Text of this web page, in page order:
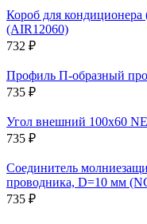
Короб для
(AIR12060)
732 ₽
Профиль П-образный
735 ₽
Угол внешний 100х60
735 ₽
Соединитель
проводника, D=10 мм
735 ₽